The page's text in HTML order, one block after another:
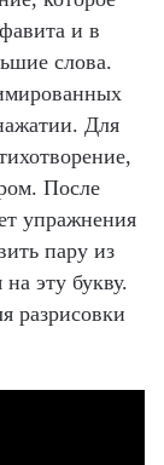
и в
слова.
Для
После
упражнения
пару из
эту букву.
разрисовки